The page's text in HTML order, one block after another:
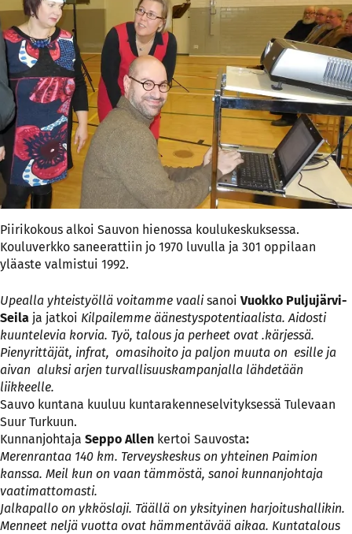
Piirikokous alkoi Sauvon hienossa koulukeskuksessa.
Kouluverkko saneerattiin jo 1970 luvulla ja 301 oppilaan
yläaste valmistui 1992.
Upealla yhteistyöllä voitamme vaalisanoi Vuokko Puljujärvi-
Seila ja jatkoi Kilpailemme äänestyspotentiaalista. Aidosti
kuuntelevia korvia. Työ, talous ja perheet ovat .kärjessä.
Pienyrittäjät, infrat, omasihoito ja paljon muuta on esille ja
aivan aluksi arjen turvallisuuskampanjalla lähdetään
liikkeelle.
Sauvo kuntana kuuluu kuntarakenneselvityksessä Tulevaan
Suur Turkuun.
Kunnanjohtaja Seppo Allen kertoi Sauvosta:
Merenrantaa 140 km. Terveyskeskus on yhteinen Paimion
kanssa. Meil kun on vaan tämmöstä, sanoi kunnanjohtaja
vaatimattomasti.
Jalkapallo on ykköslaji. Täällä on yksityinen harjoitushallikin.
Menneet neljä vuotta ovat hämmentävää aikaa. Kuntatalous